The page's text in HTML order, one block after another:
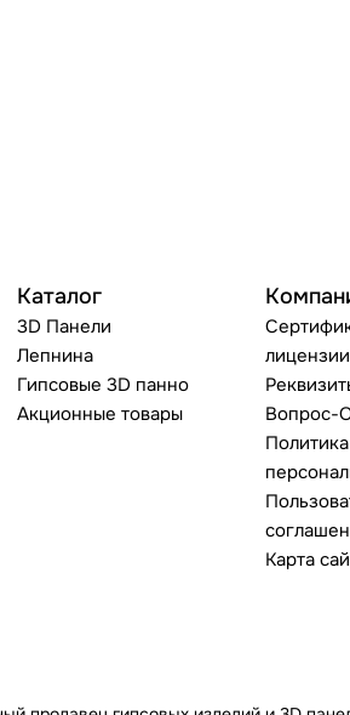
Каталог
3D Панели
Лепнина
Гипсовые 3D панно
Акционные товары
лицензии
Вопрос-
Карта